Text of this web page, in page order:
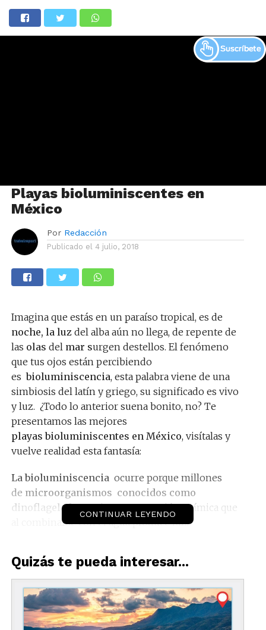
Playas bioluminiscentes en
México
Por Redacción
Publicado el 4 julio, 2018
Imagina que estás en un paraíso tropical, es de
noche, la luzdel alba aún no llega, de repente de
las olas del mar surgen destellos. El fenómeno
que tus ojos están percibiendo
esbioluminiscencia, esta palabra viene de una
simbiosis del latín y griego, su significado es vivo
y luz. ¿Todo lo anterior suena bonito, no? Te
presentamos las mejores
playas bioluminiscentes en México, visítalas y
vuelve realidad esta fantasía:
La bioluminiscenciaocurre porque millones
de microorganismos conocidos como
dinoflageladosemiten una reacción química que
al combinarse con el agua produce luz.
Playas bioluminiscentes
en México –Holbox,
Quintana Roo
Holbox o como le dice una querida amiga laIsla
CONTINUAR LEYENDO
Quizás te pueda interesar...